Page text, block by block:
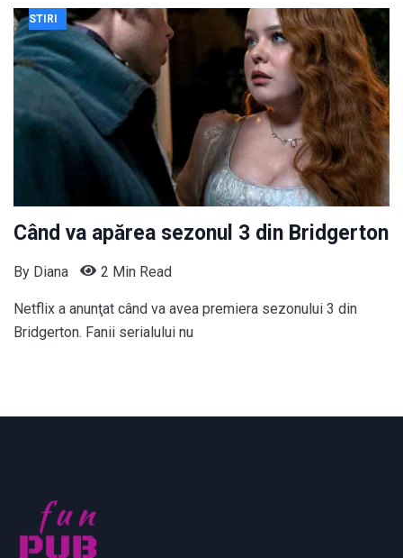
STIRI
Când va apărea sezonul 3 din Bridgerton
By Diana 2 Min Read
Netflix a anunţat când va avea premiera sezonului 3 din
Bridgerton. Fanii serialului nu